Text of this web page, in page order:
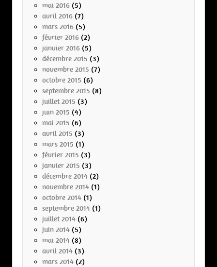
mai 2016 (5)
avril 2016 (7)
mars 2016 (5)
février 2016 (2)
janvier 2016 (5)
décembre 2015 (3)
novembre 2015 (7)
octobre 2015 (6)
septembre 2015 (8)
juillet 2015 (3)
juin 2015 (4)
mai 2015 (6)
avril 2015 (3)
mars 2015 (1)
février 2015 (3)
janvier 2015 (3)
décembre 2014 (2)
novembre 2014 (1)
octobre 2014 (1)
septembre 2014 (1)
juillet 2014 (6)
juin 2014 (5)
mai 2014 (8)
avril 2014 (3)
mars 2014 (2)